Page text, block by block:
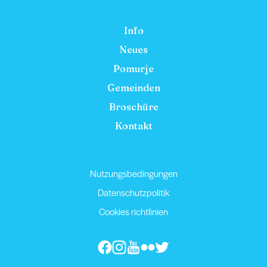
Info
Neues
Pomurje
Gemeinden
Broschüre
Kontakt
Nutzungsbedingungen
Datenschutzpolitik
Cookies richtlinien